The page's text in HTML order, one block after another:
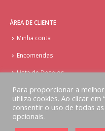
ÁREA DE CLIENTE
Minha conta
Encomendas
Lista de Desejos
© Copyright - Doces Tentações -
Para proporcionar a
utiliza cookies. Ao clicar em
consentir o uso de todas
opcionais.